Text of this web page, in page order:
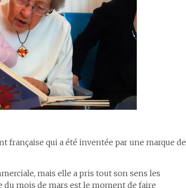
française qui a été inventée par une marque de
mais elle a pris tout son sens les
mois de mars est le moment de faire